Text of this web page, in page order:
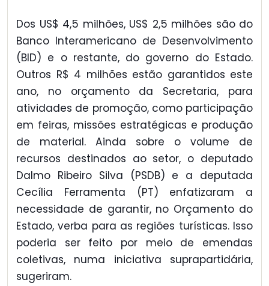
Dos US$ 4,5 milhões, US$ 2,5 milhões são do
Banco Interamericano de Desenvolvimento
(BID) e o restante, do governo do Estado.
Outros R$ 4 milhões estão garantidos este
ano, no orçamento da Secretaria, para
atividades de promoção, como participação
em feiras, missões estratégicas e produção
de material. Ainda sobre o volume de
recursos destinados ao setor, o deputado
Dalmo Ribeiro Silva (PSDB) e a deputada
Cecília Ferramenta (PT) enfatizaram a
necessidade de garantir, no Orçamento do
Estado, verba para as regiões turísticas. Isso
poderia ser feito por meio de emendas
coletivas, numa iniciativa suprapartidária,
sugeriram.